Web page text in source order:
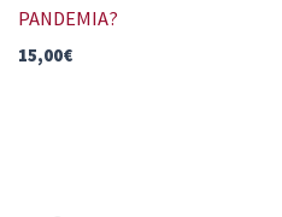
PANDEMIA?
15,00€